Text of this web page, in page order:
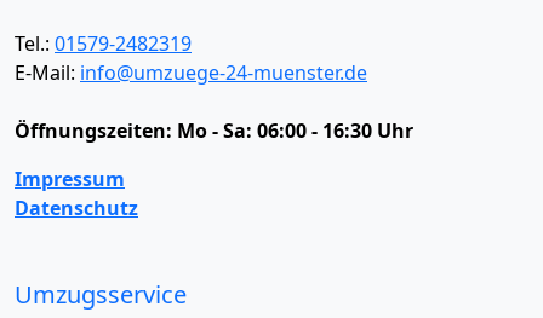
Tel.: 01579-2482319
E-Mail: info@umzuege-24-muenster.de
Öffnungszeiten: Mo - Sa: 06:00 - 16:30 Uhr
Impressum
Datenschutz
Umzugsservice